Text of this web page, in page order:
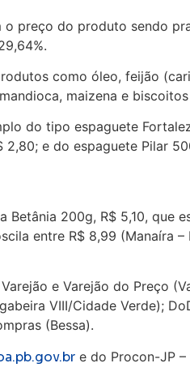
preço do produto sendo
como óleo, feijão
maizena e
do tipo espaguete
e do espaguete Pilar
200g, R$ 5,10, que
entre R$ 8,99 (Manaíra –
e Varejão do Preço
VIII/Cidade Verde);
(Bessa).
e do Procon-JP –